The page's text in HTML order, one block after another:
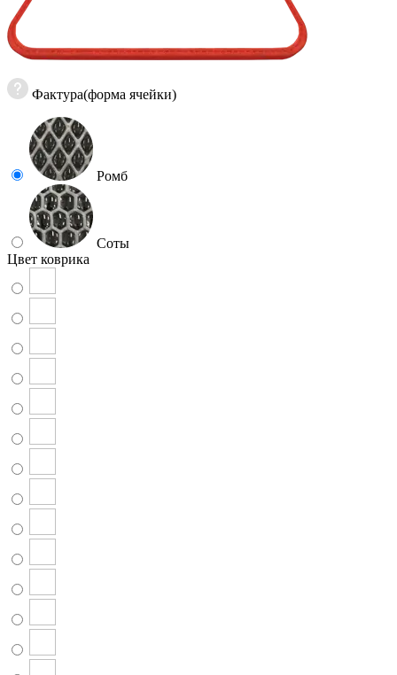
Фактура(форма ячейки)
Ромб
Соты
Цвет коврика